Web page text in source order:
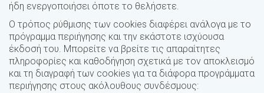
ήδη ενεργοποιήσει όποτε το θελήσετε.
Ο τρόπος ρύθμισης των cookies διαφέρει ανάλογα με το
πρόγραμμα περιήγησης και την εκάστοτε ισχύουσα
έκδοσή του. Μπορείτε να βρείτε τις απαραίτητες
πληροφορίες και καθοδήγηση σχετικά με τον αποκλεισμό
και τη διαγραφή των cookies για τα διάφορα προγράμματα
περιήγησης στους ακόλουθους συνδέσμους: